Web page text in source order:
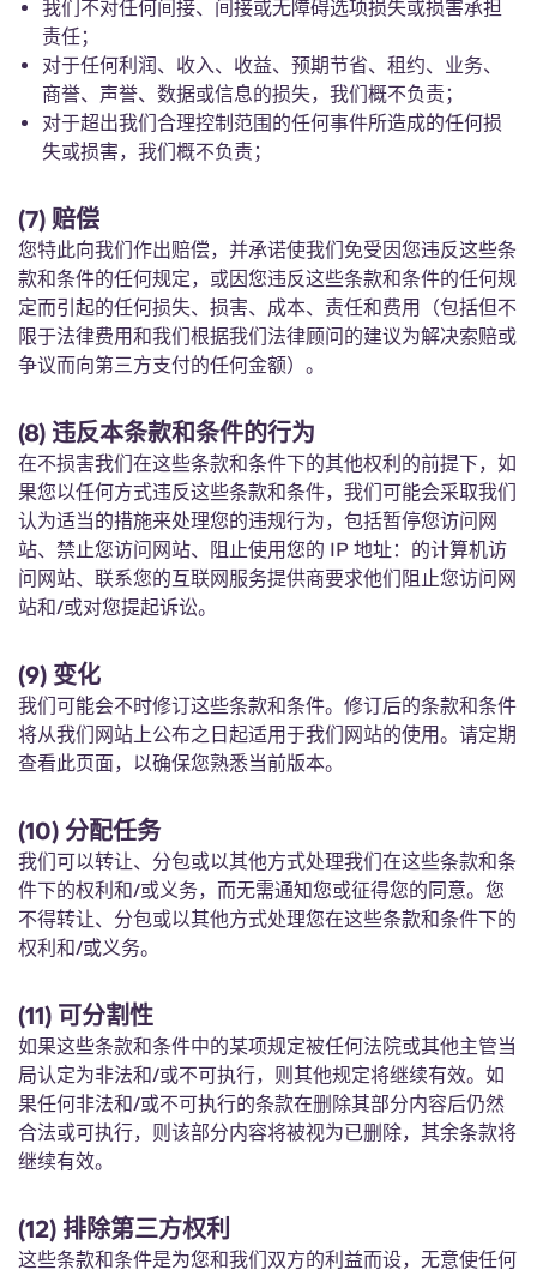
我们不对任何间接、间接或无障碍选项损失或损害承担
责任；
对于任何利润、收入、收益、预期节省、租约、业务、
商誉、声誉、数据或信息的损失，我们概不负责；
对于超出我们合理控制范围的任何事件所造成的任何损
失或损害，我们概不负责；
(7) 赔偿
您特此向我们作出赔偿，并承诺使我们免受因您违反这些条
款和条件的任何规定，或因您违反这些条款和条件的任何规
定而引起的任何损失、损害、成本、责任和费用（包括但不
限于法律费用和我们根据我们法律顾问的建议为解决索赔或
争议而向第三方支付的任何金额）。
(8) 违反本条款和条件的行为
在不损害我们在这些条款和条件下的其他权利的前提下，如
果您以任何方式违反这些条款和条件，我们可能会采取我们
认为适当的措施来处理您的违规行为，包括暂停您访问网
站、禁止您访问网站、阻止使用您的 IP 地址：的计算机访
问网站、联系您的互联网服务提供商要求他们阻止您访问网
站和/或对您提起诉讼。
(9) 变化
我们可能会不时修订这些条款和条件。修订后的条款和条件
将从我们网站上公布之日起适用于我们网站的使用。请定期
查看此页面，以确保您熟悉当前版本。
(10) 分配任务
我们可以转让、分包或以其他方式处理我们在这些条款和条
件下的权利和/或义务，而无需通知您或征得您的同意。您
不得转让、分包或以其他方式处理您在这些条款和条件下的
权利和/或义务。
(11) 可分割性
如果这些条款和条件中的某项规定被任何法院或其他主管当
局认定为非法和/或不可执行，则其他规定将继续有效。如
果任何非法和/或不可执行的条款在删除其部分内容后仍然
合法或可执行，则该部分内容将被视为已删除，其余条款将
继续有效。
(12) 排除第三方权利
这些条款和条件是为您和我们双方的利益而设，无意使任何